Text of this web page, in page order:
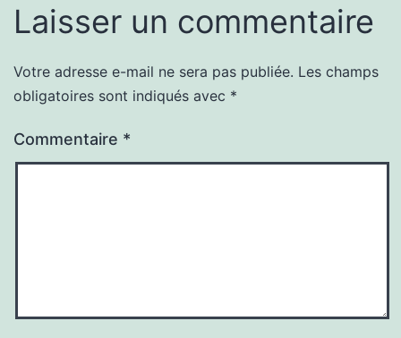
Laisser un commentaire
Votre adresse e-mail ne sera pas publiée. Les champs
obligatoires sont indiqués avec *
Commentaire *